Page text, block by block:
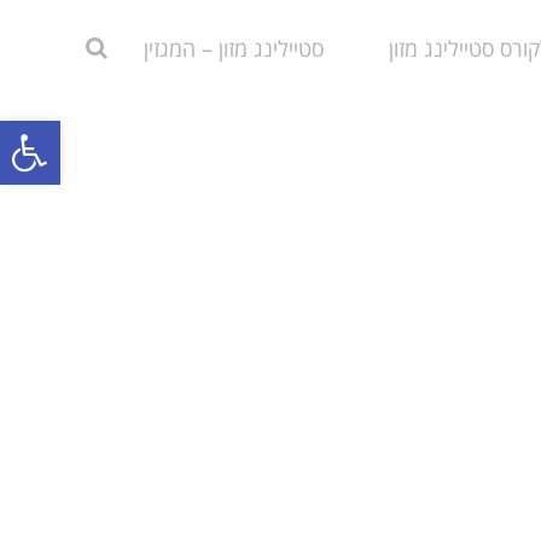
סטיילינג מזון סטיילינג מזון – המגזין